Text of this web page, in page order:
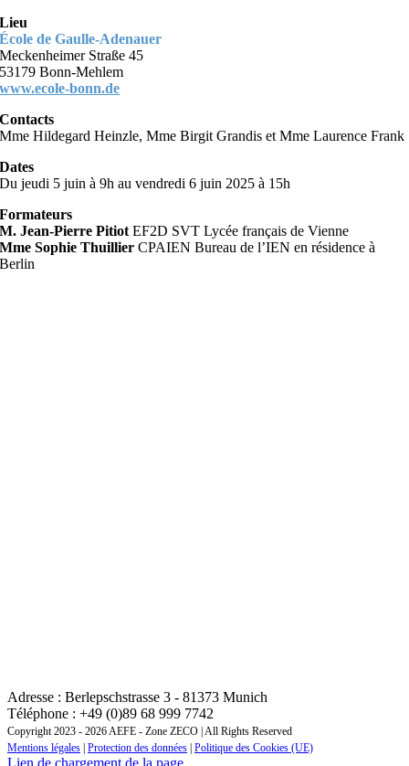
Lieu
École de Gaulle-Adenauer
Meckenheimer Straße 45
53179 Bonn-Mehlem
www.ecole-bonn.de
Contacts
Mme Hildegard Heinzle, Mme Birgit Grandis et Mme Laurence Frank
Dates
Du jeudi 5 juin à 9h au vendredi 6 juin 2025 à 15h
Formateurs
M. Jean-Pierre PitiotEF2D SVT Lycée français de Vienne
Mme Sophie ThuillierCPAIEN Bureau de l’IEN en résidence à
Berlin
Adresse : Berlepschstrasse 3 - 81373 Munich
Téléphone : +49 (0)89 68 999 7742
Copyright 2023 - 2026 AEFE - Zone ZECO | All Rights Reserved
Mentions légales Protection des données Politique des Cookies (UE)
Lien de chargement de la page